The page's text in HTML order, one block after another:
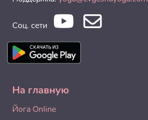
Соц. сети
На главную
Йога Online